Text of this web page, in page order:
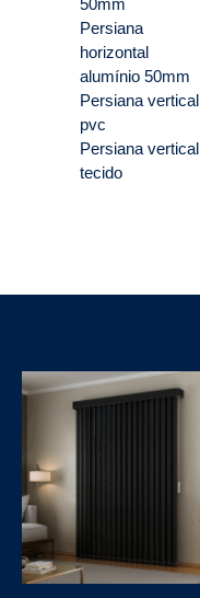
50mm
Persiana
horizontal
alumínio 50mm
Persiana vertical
pvc
Persiana vertical
tecido